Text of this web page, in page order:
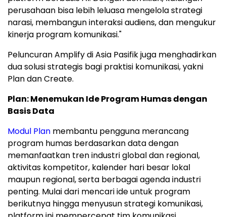
perusahaan bisa lebih leluasa mengelola strategi
narasi, membangun interaksi audiens, dan mengukur
kinerja program komunikasi."
Peluncuran Amplify di Asia Pasifik juga menghadirkan
dua solusi strategis bagi praktisi komunikasi, yakni
Plan dan Create.
Plan: Menemukan Ide Program Humas dengan
Basis Data
Modul Plan membantu pengguna merancang
program humas berdasarkan data dengan
memanfaatkan tren industri global dan regional,
aktivitas kompetitor, kalender hari besar lokal
maupun regional, serta berbagai agenda industri
penting. Mulai dari mencari ide untuk program
berikutnya hingga menyusun strategi komunikasi,